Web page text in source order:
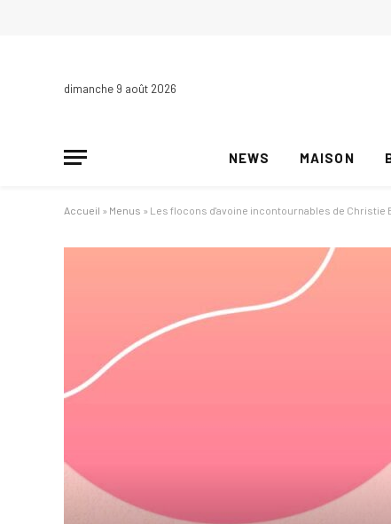
dimanche 9 août 2026
NEWS MAISON
Accueil » Menus » Les flocons d'avoine incontournables de Christie